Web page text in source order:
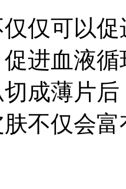
仅可以
进血液
成薄片
不仅会